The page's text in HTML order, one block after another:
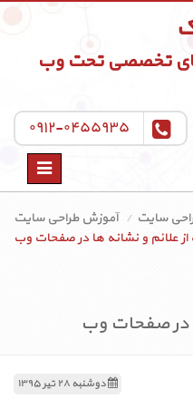
تخصصی تحت وب
۰۹۱۲-۰۴۵۵۹۳۵
Toggle
سایت
آموزش طراحی سایت
از علائم و نشانه ها در صفحات وب
در صفحات وب
دوشنبه ۲۸ تیر ۱۳۹۵